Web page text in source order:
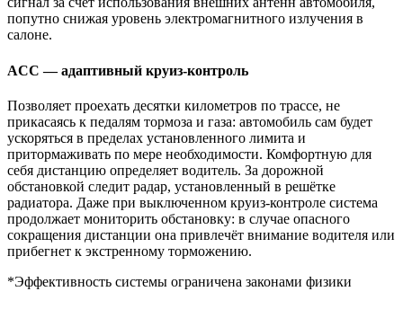
попутно снижая уровень электромагнитного излучения в
салоне.
ACC — адаптивный круиз-контроль
Позволяет проехать десятки километров по трассе, не
прикасаясь к педалям тормоза и газа: автомобиль сам будет
ускоряться в пределах установленного лимита и
притормаживать по мере необходимости. Комфортную для
себя дистанцию определяет водитель. За дорожной
обстановкой следит радар, установленный в решётке
радиатора. Даже при выключенном круиз-контроле система
продолжает мониторить обстановку: в случае опасного
сокращения дистанции она привлечёт внимание водителя или
прибегнет к экстренному торможению.
*Эффективность системы ограничена законами физики